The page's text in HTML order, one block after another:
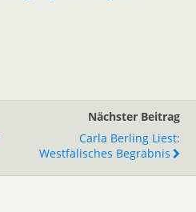
Nächster Beitrag
Carla Berling Liest:
Westfälisches Begräbnis